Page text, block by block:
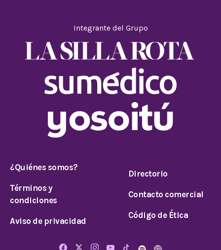
Integrante del Grupo
¿Quiénes somos?
Términos y
condiciones
Aviso de privacidad
Directorio
Contacto comercial
Código de Ética